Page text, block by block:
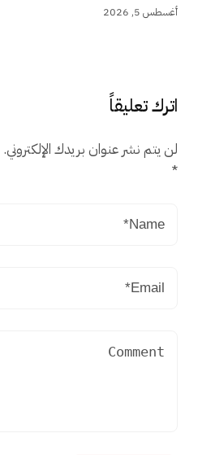
أغسطس 5, 2026
اترك تعليقاً
لن يتم نشر عنوان بريدك الإلكتروني.
*